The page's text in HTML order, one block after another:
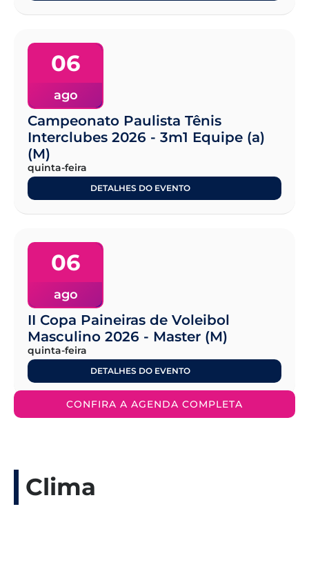
06
ago
Campeonato Paulista Tênis
Interclubes 2026 - 3m1 Equipe (a)
(M)
quinta-feira
DETALHES DO EVENTO
06
ago
II Copa Paineiras de Voleibol
Masculino 2026 - Master (M)
quinta-feira
DETALHES DO EVENTO
CONFIRA A AGENDA COMPLETA
Clima